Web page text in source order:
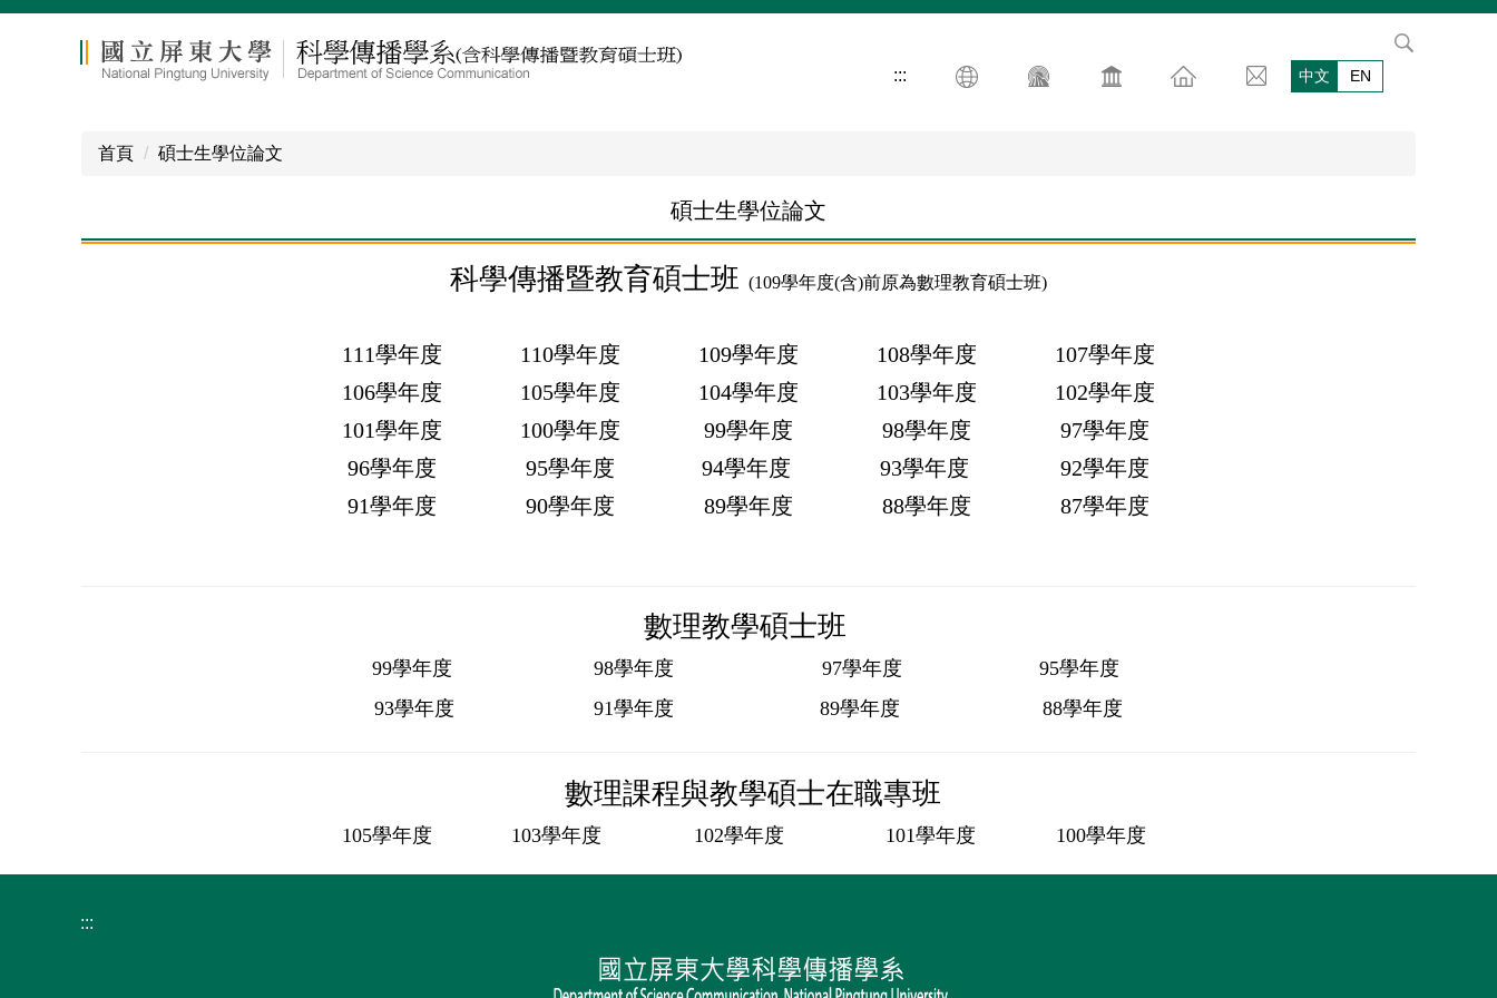
跳
::: 中文 EN
首頁 碩士生學位論文
碩士生學位論文
科學傳播暨教育碩士班 (109學年度(含)前原為數理教育碩士班)
111學年度 110學年度 109學年度 108學年度
107學年度
106學年度
105學年度 104學年度 103學年度
102學年度
101學年度
100學年度 99學年度 98學年度
97學年度
96學年度
95學年度 94學年度 93學年度
92學年度
91學年度
90學年度 89學年度 88學年度 87學年度
數理教學碩士班
99學年度 98學年度 97學年度
95學年度
93學年度
91學年度 89學年度 88學年度
數理課程與教學碩士在職專班
105學年度 103學年度 102學年度 101學年度 100學年度
:::